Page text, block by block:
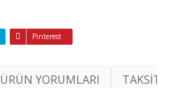
Pinterest
ÜRÜN YORUMLARI TAKSİT